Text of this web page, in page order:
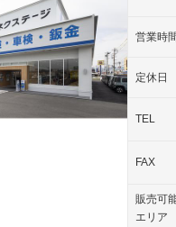
－ チップアップシート
－ ウォークスルー
－ シートエアコン
－ エアサスペンション
営業時間
定休日
TEL
FAX
販売可
エリア